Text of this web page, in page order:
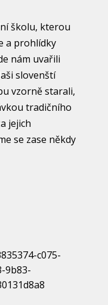
školu, kterou
a prohlídky
nám uvařili
slovenští
vzorně starali,
tradičního
jejich
se zase někdy